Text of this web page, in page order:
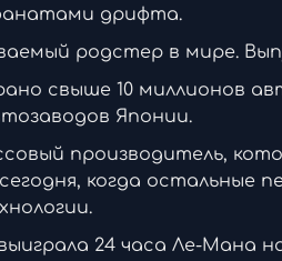
дрифта.
родстер в мире.
свыше 10 миллионов
Японии.
производитель,
когда остальные
24 часа Ле-Мана